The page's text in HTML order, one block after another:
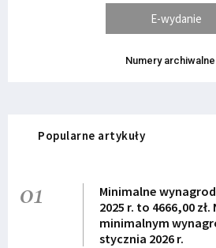
E-wydanie
Numery archiwalne
Popularne artykuły
01
Minimalne
2025 r. to 4666,00
minimalnym
stycznia 2026 r.